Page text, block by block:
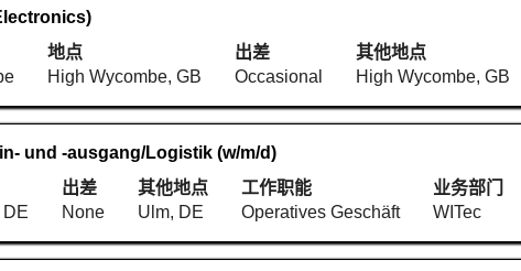
地点
High Wycombe, GB
出差
Occasional
其他地点
High Wycombe, GB
und -ausgang/Logistik (w/m/d)
DE
出差
None
其他地点
Ulm, DE
工作职能
Operatives Geschäft
业务部门
WITec